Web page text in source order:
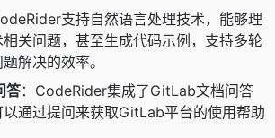
支持自然语言处理技术，能够理
关问题，甚至生成代码示例，支持多轮
解决的效率。
答：CodeRider集成了GitLab文档问答
通过提问来获取GitLab平台的使用帮助